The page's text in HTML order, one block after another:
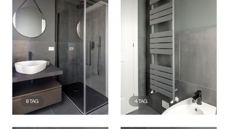
8TAG 4TAG